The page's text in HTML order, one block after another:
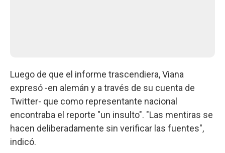
Luego de que el informe trascendiera, Viana
expresó -en alemán y a través de su cuenta de
Twitter- que como representante nacional
encontraba el reporte "un insulto". "Las mentiras se
hacen deliberadamente sin verificar las fuentes",
indicó.